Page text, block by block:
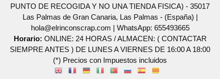
PUNTO DE RECOGIDA Y NO UNA TIENDA FISICA) - 35017
Las Palmas de Gran Canaria, Las Palmas - (España) |
hola@elrinconscrap.com | WhatsApp: 655493665
Horario: ONLINE: 24 HORAS / ALMACEN: ( CONTACTAR
SIEMPRE ANTES ) DE LUNES A VIERNES DE 16:00 A 18:00
(*) Precios con Impuestos incluidos